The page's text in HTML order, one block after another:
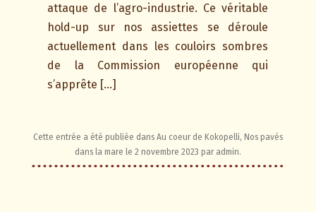
attaque de l’agro-industrie. Ce véritable
hold-up sur nos assiettes se déroule
actuellement dans les couloirs sombres
de la Commission européenne qui
s’apprête […]
Cette entrée a été publiée dans Au coeur de Kokopelli, Nos pavés
dans la mare le 2 novembre 2023 par admin.